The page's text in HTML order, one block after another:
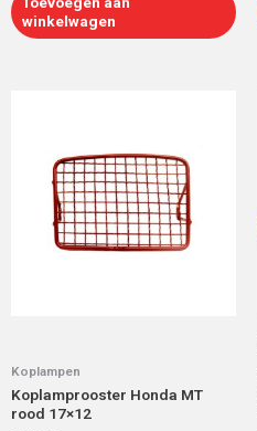
winkelwagen
Koplampen
Koplamprooster Honda MT
rood 17×12